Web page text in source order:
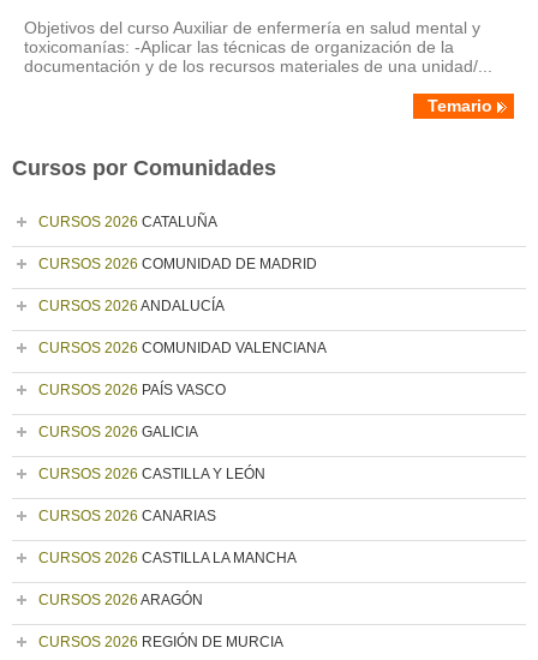
Objetivos del curso Auxiliar de enfermería en salud mental y
toxicomanías: -Aplicar las técnicas de organización de la
documentación y de los recursos materiales de una unidad/...
Temario
Cursos por Comunidades
CURSOS 2026 CATALUÑA
CURSOS 2026 COMUNIDAD DE MADRID
CURSOS 2026 ANDALUCÍA
CURSOS 2026 COMUNIDAD VALENCIANA
CURSOS 2026 PAÍS VASCO
CURSOS 2026 GALICIA
CURSOS 2026 CASTILLA Y LEÓN
CURSOS 2026 CANARIAS
CURSOS 2026 CASTILLA LA MANCHA
CURSOS 2026 ARAGÓN
CURSOS 2026 REGIÓN DE MURCIA